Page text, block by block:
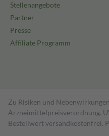
Stellenangebote
Partner
Presse
Affiliate Programm
Zu Risiken und
Arzneimittelpreisverordnung.
Bestell­wert versand­kosten­frei.